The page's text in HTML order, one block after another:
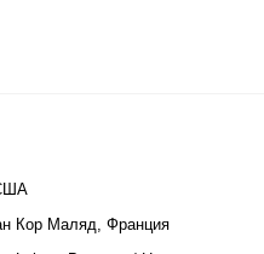
Кор Маляд, Франция